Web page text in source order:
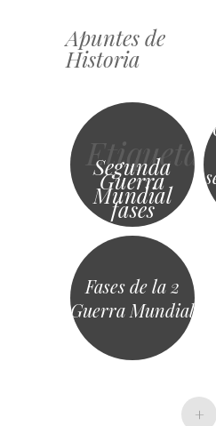
Apuntes de
Historia
Saltar
al
Etiqueta
Segunda
Guerra
Mundial
fases
Fases de la 2
Guerra Mundial
+